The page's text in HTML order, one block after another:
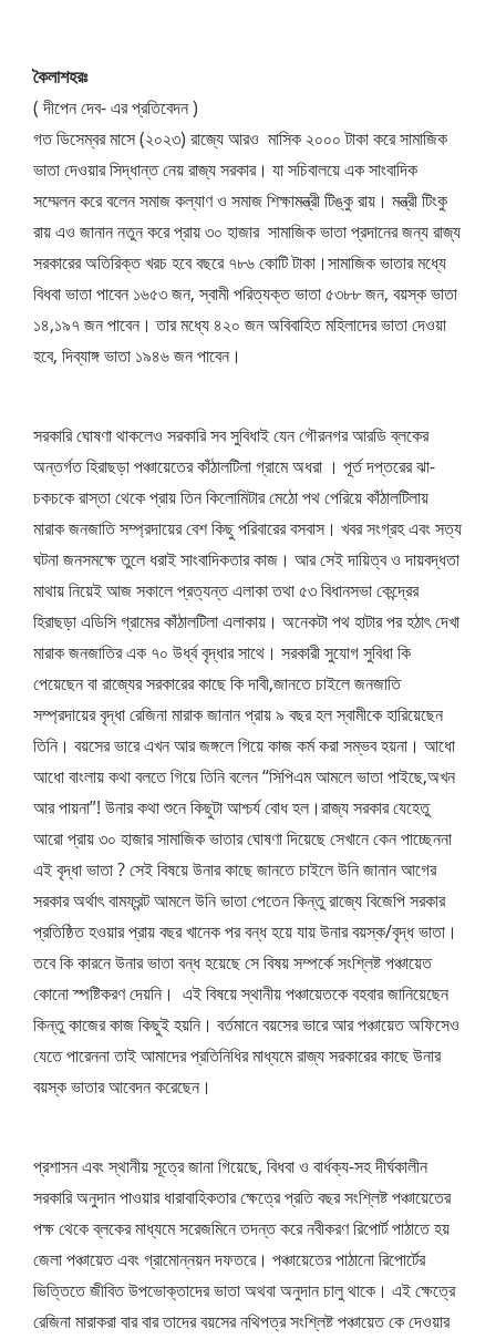
কৈলাশহরঃ
( দীপেন দেব- এর প্রতিবেদন )
গত ডিসেম্বর মাসে (২০২৩) রাজ্যে আরও মাসিক ২০০০ টাকা করে সামাজিক
ভাতা দেওয়ার সিদ্ধান্ত নেয় রাজ্য সরকার। যা সচিবালয়ে এক সাংবাদিক
সম্মেলন করে বলেন সমাজ কল্যাণ ও সমাজ শিক্ষামন্ত্রী টিঙ্কু রায়। মন্ত্রী টিংকু
রায় এও জানান নতুন করে প্রায় ৩০ হাজার সামাজিক ভাতা প্রদানের জন্য রাজ্য
সরকারের অতিরিক্ত খরচ হবে বছরে ৭৮৬ কোটি টাকা।সামাজিক ভাতার মধ্যে
বিধবা ভাতা পাবেন ১৬৫৩ জন, স্বামী পরিত্যক্ত ভাতা ৫৩৮৮ জন, বয়স্ক ভাতা
১৪,১৯৭ জন পাবেন। তার মধ্যে ৪২০ জন অবিবাহিত মহিলাদের ভাতা দেওয়া
হবে, দিব্যাঙ্গ ভাতা ১৯৪৬ জন পাবেন।
সরকারি ঘোষণা থাকলেও সরকারি সব সুবিধাই যেন গৌরনগর আরডি ব্লকের
অন্তর্গত হিরাছড়া পঞ্চায়েতের কাঁঠালটিলা গ্রামে অধরা । পূর্ত দপ্তরের ঝা-
চকচকে রাস্তা থেকে প্রায় তিন কিলোমিটার মেঠো পথ পেরিয়ে কাঁঠালটিলায়
মারাক জনজাতি সম্প্রদায়ের বেশ কিছু পরিবারের বসবাস। খবর সংগ্রহ এবং সত্য
ঘটনা জনসমক্ষে তুলে ধরাই সাংবাদিকতার কাজ। আর সেই দায়িত্ব ও দায়বদ্ধতা
মাথায় নিয়েই আজ সকালে প্রত্যন্ত এলাকা তথা ৫৩ বিধানসভা কেন্দ্রের
হিরাছড়া এডিসি গ্রামের কাঁঠালটিলা এলাকায়। অনেকটা পথ হাটার পর হঠাৎ দেখা
মারাক জনজাতির এক ৭০ উর্ধ্ব বৃদ্ধার সাথে। সরকারী সুযোগ সুবিধা কি
পেয়েছেন বা রাজ্যের সরকারের কাছে কি দাবী,জানতে চাইলে জনজাতি
সম্প্রদায়ের বৃদ্ধা রেজিনা মারাক জানান প্রায় ৯ বছর হল স্বামীকে হারিয়েছেন
তিনি। বয়সের ভারে এখন আর জঙ্গলে গিয়ে কাজ কর্ম করা সম্ভব হয়না। আধো
আধো বাংলায় কথা বলতে গিয়ে তিনি বলেন “সিপিএম আমলে ভাতা পাইছে,অখন
আর পায়না”! উনার কথা শুনে কিছুটা আশ্চর্য বোধ হল।রাজ্য সরকার যেহেতু
আরো প্রায় ৩০ হাজার সামাজিক ভাতার ঘোষণা দিয়েছে সেখানে কেন পাচ্ছেননা
এই বৃদ্ধা ভাতা ? সেই বিষয়ে উনার কাছে জানতে চাইলে উনি জানান আগের
সরকার অর্থাৎ বামফ্রন্ট আমলে উনি ভাতা পেতেন কিন্তু রাজ্যে বিজেপি সরকার
প্রতিষ্ঠিত হওয়ার প্রায় বছর খানেক পর বন্ধ হয়ে যায় উনার বয়স্ক/বৃদ্ধ ভাতা।
তবে কি কারনে উনার ভাতা বন্ধ হয়েছে সে বিষয় সম্পর্কে সংশ্লিষ্ট পঞ্চায়েত
কোনো স্পষ্টিকরণ দেয়নি। এই বিষয়ে স্থানীয় পঞ্চায়েতকে বহবার জানিয়েছেন
কিন্তু কাজের কাজ কিছুই হয়নি। বর্তমানে বয়সের ভারে আর পঞ্চায়েত অফিসেও
যেতে পারেননা তাই আমাদের প্রতিনিধির মাধ্যমে রাজ্য সরকারের কাছে উনার
বয়স্ক ভাতার আবেদন করেছেন।
প্রশাসন এবং স্থানীয় সূত্রে জানা গিয়েছে, বিধবা ও বার্ধক্য-সহ দীর্ঘকালীন
সরকারি অনুদান পাওয়ার ধারাবাহিকতার ক্ষেত্রে প্রতি বছর সংশ্লিষ্ট পঞ্চায়েতের
পক্ষ থেকে ব্লকের মাধ্যমে সরেজমিনে তদন্ত করে নবীকরণ রিপোর্ট পাঠাতে হয়
জেলা পঞ্চায়েত এবং গ্রামোন্নয়ন দফতরে। পঞ্চায়েতের পাঠানো রিপোর্টের
ভিত্তিতে জীবিত উপভোক্তাদের ভাতা অথবা অনুদান চালু থাকে। এই ক্ষেত্রে
রেজিনা মারাকরা বার বার তাদের বয়সের নথিপত্র সংশ্লিষ্ট পঞ্চায়েত কে দেওয়ার